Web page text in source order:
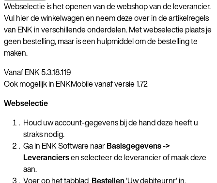
Webselectie is het openen van de webshop van de leverancier.
Vul hier de winkelwagen en neem deze over in de artikelregels
van ENK in verschillende onderdelen. Met webselectie plaats je
geen bestelling, maar is een hulpmiddel om de bestelling te
maken.
Vanaf ENK 5.3.18.119
Ook mogelijk in ENKMobile vanaf versie 1.72
Webselectie
Houd uw account-gegevens bij de hand deze heeft u
straks nodig.
Ga in ENK Software naarBasisgegevens ->
Leveranciersen selecteer de leverancierof maak deze
aan.
Voer op het tabblad Bestellen'Uw debiteurnr' in.